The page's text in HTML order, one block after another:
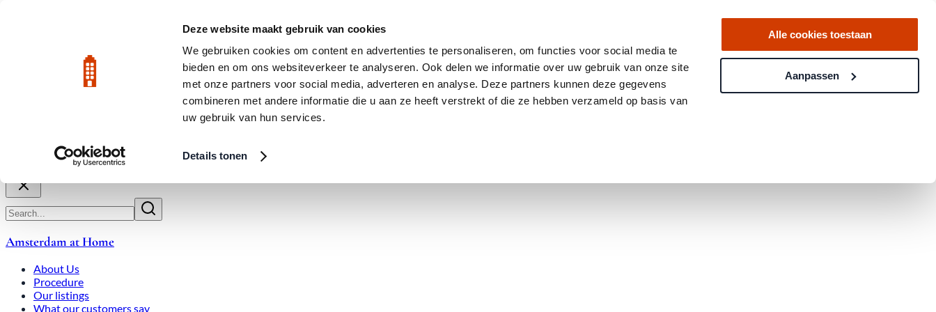
Deze website maakt gebruik van cookies
We gebruiken cookies om content en advertenties te personaliseren, om functies voor social media te
bieden en om ons websiteverkeer te analyseren. Ook delen we informatie over uw gebruik van onze site
met onze partners voor social media, adverteren en analyse. Deze partners kunnen deze gegevens
combineren met andere informatie die u aan ze heeft verstrekt of die ze hebben verzameld op basis van
uw gebruik van hun services.
Details tonen
Alle cookies toestaan
Aanpassen
City Center: Average price per square meter €9,639 in July 2026
Amsterdam at Home
About Us
Procedure
Our listings
What our customers say